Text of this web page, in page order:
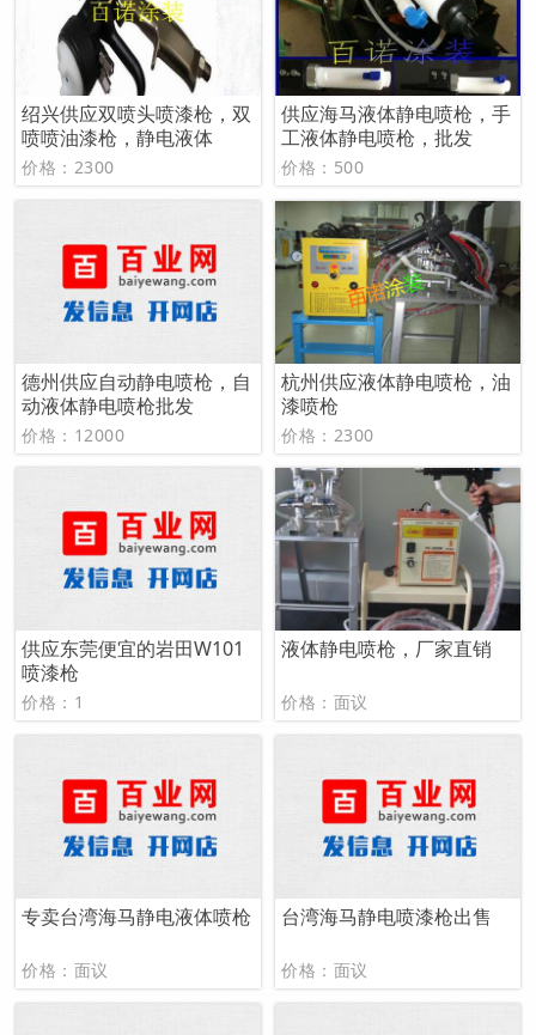
绍兴供应双喷头喷漆枪，双
喷喷油漆枪，静电液体
价格：2300
供应海马液体静电喷枪，手
工液体静电喷枪，批发
价格：500
德州供应自动静电喷枪，自
动液体静电喷枪批发
价格：12000
杭州供应液体静电喷枪，油
漆喷枪
价格：2300
供应东莞便宜的岩田W101
喷漆枪
价格：1
液体静电喷枪，厂家直销
价格：面议
专卖台湾海马静电液体喷枪
价格：面议
台湾海马静电喷漆枪出售
价格：面议